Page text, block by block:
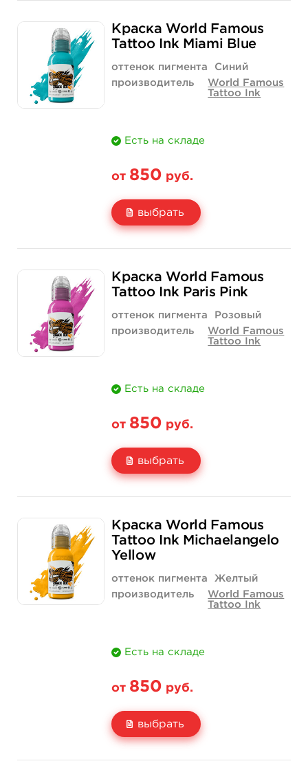
Количество
850 руб.
купить
1 400 руб.
купить
Краска World Famous
Tattoo Ink Miami Blue
оттенок пигмента
Синий
производитель
World Famous
Tattoo Ink
Есть на складе
от 850 руб.
выбрать
Количество
850 руб.
купить
1 400 руб.
купить
Краска World Famous
Tattoo Ink Paris Pink
оттенок пигмента
Розовый
производитель
World Famous
Tattoo Ink
Есть на складе
от 850 руб.
выбрать
Количество
850 руб.
купить
1 400 руб.
Краска World Famous
Tattoo Ink Michaelangelo
Yellow
оттенок пигмента
Желтый
производитель
World Famous
Tattoo Ink
Есть на складе
от 850 руб.
выбрать